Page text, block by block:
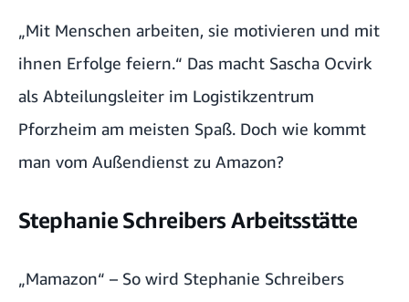
„Mit Menschen arbeiten, sie motivieren und mit
ihnen Erfolge feiern.“ Das macht Sascha Ocvirk
als Abteilungsleiter im Logistikzentrum
Pforzheim am meisten Spaß. Doch wie kommt
man vom Außendienst zu Amazon?
Stephanie Schreibers Arbeitsstätte
„Mamazon“ – So wird Stephanie Schreibers